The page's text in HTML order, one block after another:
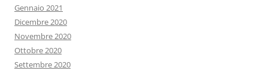
Gennaio 2021
Dicembre 2020
Novembre 2020
Ottobre 2020
Settembre 2020